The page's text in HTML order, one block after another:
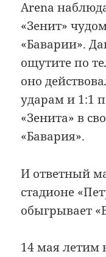
Arena
«Зенит»
«Баварии».
ощутите по
оно
ударам и 1:1
«Зенита» в
«Бавария».
И ответный
стадионе
обыгрывает
14 мая летим